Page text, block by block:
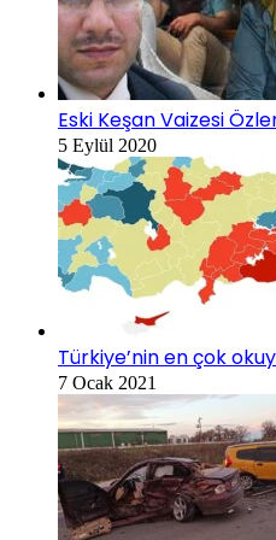
Eski Keşan Vaizesi
5 Eylül 2020
Türkiye’nin en çok
7 Ocak 2021